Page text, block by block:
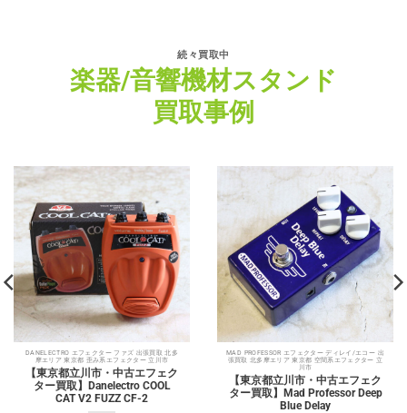
続々買取中
楽器/音響機材スタンド
買取事例
DANELECTRO エフェクター ファズ 出張買取 北多
摩エリア 東京都 歪み系エフェクター 立川市
【東京都立川市・中古エフェク
ター買取】Danelectro COOL
CAT V2 FUZZ CF-2
MAD PROFESSOR エフェクター ディレイ/エコー 出
張買取 北多摩エリア 東京都 空間系エフェクター 立
川市
【東京都立川市・中古エフェク
ター買取】Mad Professor Deep
Blue Delay